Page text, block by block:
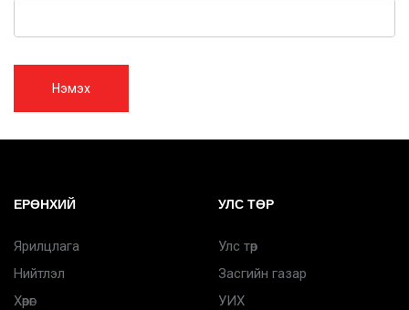
Нэмэх
ЕРӨНХИЙ
Ярилцлага
Нийтлэл
Хөрөг
УЛС ТӨР
Улс төр
Засгийн газар
УИХ